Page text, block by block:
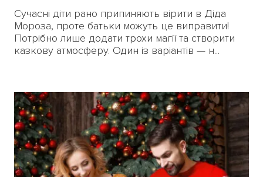
Сучасні діти рано припиняють вірити в Діда
Мороза, проте батьки можуть це виправити!
Потрібно лише додати трохи магії та створити
казкову атмосферу. Один із варіантів — н...